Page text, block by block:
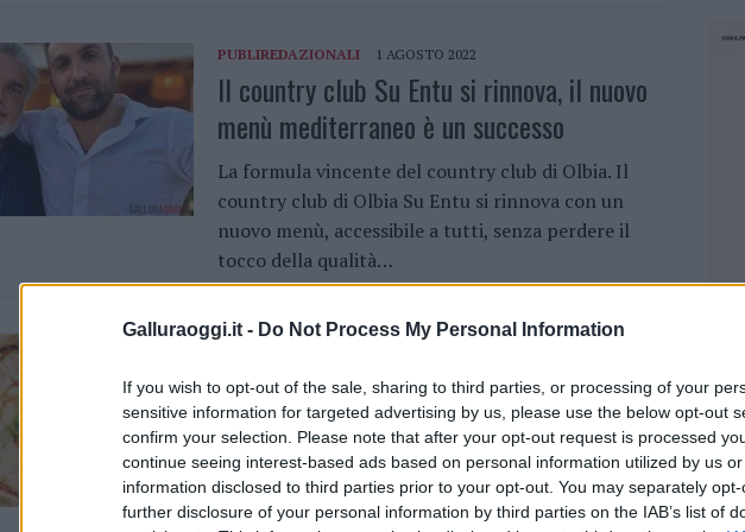
Galluraoggi.it - Do Not Process My Personal Information
If you wish to opt-out of the sale, sharing to third parties, or processing of your
sensitive information for targeted advertising by us, please use the below opt-out
confirm your selection. Please note that after your opt-out request is processed
continue seeing interest-based ads based on personal information utilized by us
information disclosed to third parties prior to your opt-out. You may separately
further disclosure of your personal information by third parties on the IAB’s list of
PUBLIREDAZIONALI 1 AGOSTO 2022
Il country club Su Entu si rinnova, il nuovo
menù mediterraneo è un successo
La formula vincente del country club di Olbia. Il
country club di Olbia Su Entu si rinnova con un
nuovo menù, accessibile a tutti, senza perdere il
tocco della qualità…
PUBLIREDAZIONALI 19 LUGLIO 2022
Cosa si mangia sulle navi GNV per Olbia,
tutte le specialità da gustare
I ristoranti sulle navi per Olbia. Chi ha detto che a
bordo di una nave non si possono gustare delle
ottime specialità culinarie? Su Grandi Navi Veloci si